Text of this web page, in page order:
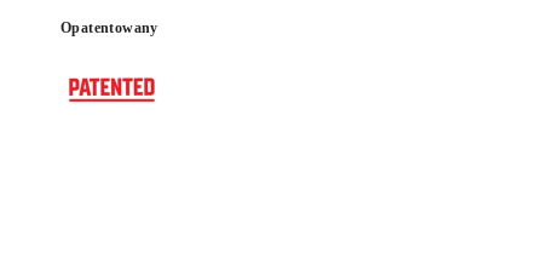
Opatentowany